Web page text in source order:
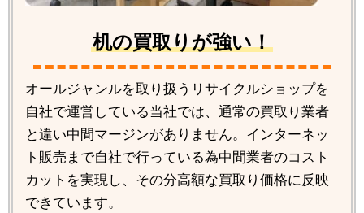
机の買取りが強い！
オールジャンルを取り扱うリサイクルショップを
自社で運営している当社では、通常の買取り業者
と違い中間マージンがありません。インターネッ
ト販売まで自社で行っている為中間業者のコスト
カットを実現し、その分高額な買取り価格に反映
できています。